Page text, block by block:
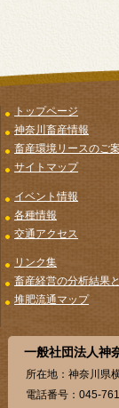
トップページ
神奈川畜産情報
畜産環境リースのご
サイトマップ
イベント情報
各種情報
交通アクセス
リンク集
畜産経営の分析結果
堆肥流通マップ
一般社団法人神
所在地：神奈川県
電話番号：045-